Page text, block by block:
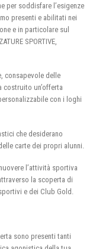
per soddisfare l’esigenze
presenti e abilitati nei
e in particolare sul
SPORTIVE,
consapevole delle
costruito un’offerta
con i loghi
che desiderano
carte dei propri alunni.
l’attività sportiva
la scoperta di
e dei Club Gold.
sono presenti tanti